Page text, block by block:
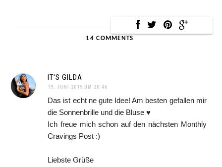
14 COMMENTS
IT'S GILDA
19. JUNI 2015 UM 20:46
Das ist echt ne gute Idee! Am besten gefallen mir
die Sonnenbrille und die Bluse ♥
Ich freue mich schon auf den nächsten Monthly
Cravings Post :)
Liebste Grüße